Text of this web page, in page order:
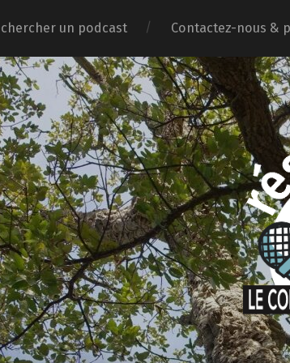
un podcast Contactez-nous &